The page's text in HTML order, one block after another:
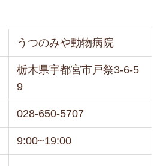
うつのみや動物病院
栃木県宇都宮市戸祭3-6-5
9
028-650-5707
9:00~19:00